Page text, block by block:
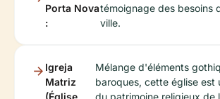
Porta Nova
:
témoignage des besoins
ville.
Igreja
Matriz
(Église
Mélange d'éléments
baroques, cette église est
du patrimoine religieux de